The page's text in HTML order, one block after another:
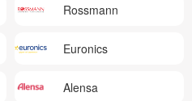
Rossmann
Euronics
Alensa